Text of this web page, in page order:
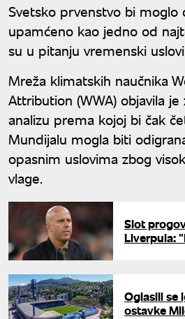
Svetsko prvenstvo bi moglo
upamćeno kao jedno od
su u pitanju vremenski
Mreža klimatskih naučnika
Attribution (WWA) objavila je
analizu prema kojoj bi čak
Mundijalu mogla biti
opasnim uslovima zbog
vlage.
Slot
Liverpula:
Oglasili se
ostavke